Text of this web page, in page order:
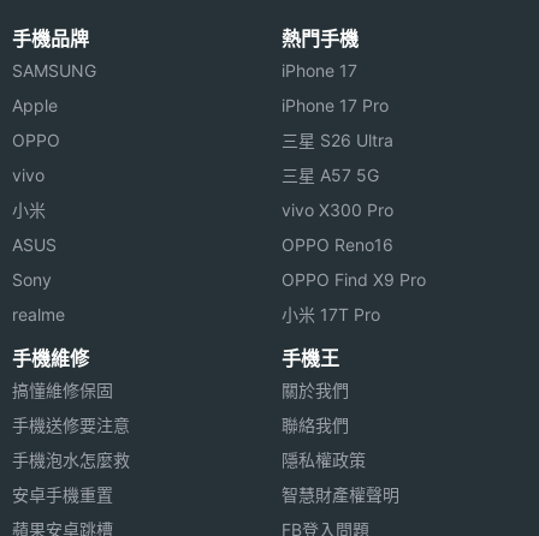
手機品牌
SAMSUNG
Apple
OPPO
vivo
小米
ASUS
Sony
realme
熱門手機
iPhone 17
iPhone 17 Pro
三星 S26 Ultra
三星 A57 5G
vivo X300 Pro
OPPO Reno16
OPPO Find X9 Pro
小米 17T Pro
手機維修
搞懂維修保固
手機送修要注意
手機泡水怎麼救
安卓手機重置
蘋果安卓跳槽
手機王
關於我們
聯絡我們
隱私權政策
智慧財產權聲明
FB登入問題